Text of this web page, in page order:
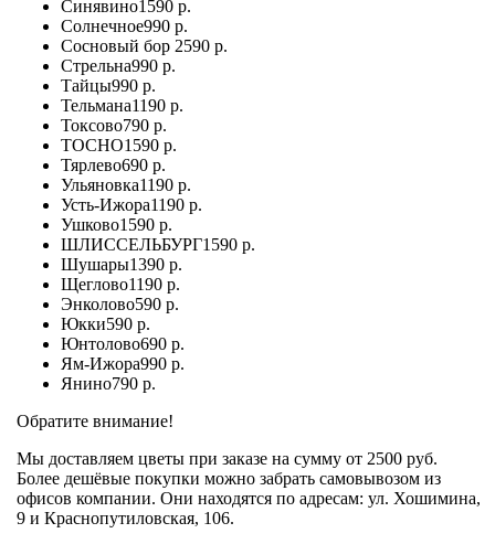
Синявино1590 р.
Солнечное990 р.
Сосновый бор 2590 р.
Стрельна990 р.
Тайцы990 р.
Тельмана1190 р.
Токсово790 р.
ТОСНО1590 р.
Тярлево690 р.
Ульяновка1190 р.
Усть-Ижора1190 р.
Ушково1590 р.
ШЛИССЕЛЬБУРГ1590 р.
Шушары1390 р.
Щеглово1190 р.
Энколово590 р.
Юкки590 р.
Юнтолово690 р.
Ям-Ижора990 р.
Янино790 р.
Обратите внимание!
Мы доставляем цветы при заказе на сумму от 2500 руб.
Более дешёвые покупки можно забрать самовывозом из
офисов компании. Они находятся по адресам: ул. Хошимина,
9 и Краснопутиловская, 106.